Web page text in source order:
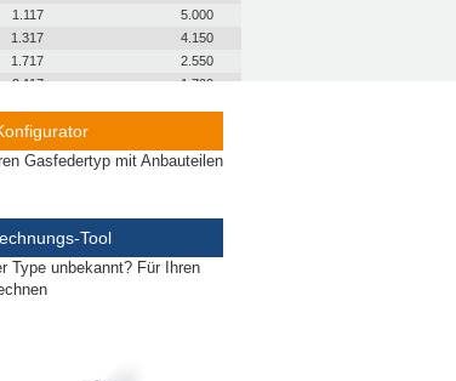
1.117
5.000
1.317
4.150
1.717
2.550
2.117 1.700
Gasfedertyp mit Anbauteilen
Tool
Type unbekannt? Für Ihren